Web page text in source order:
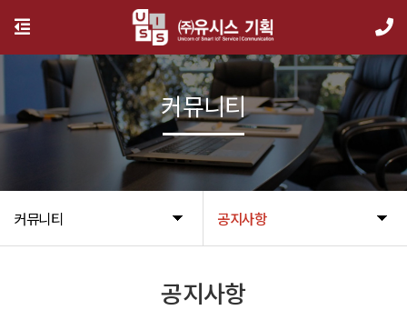
커뮤니티 공지사항
커뮤니티
공지사항